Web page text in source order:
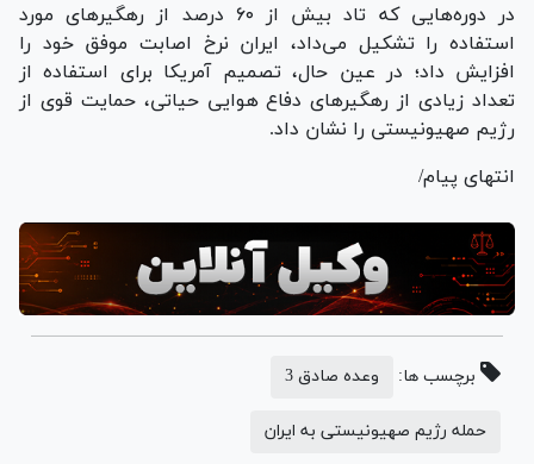
در دوره‌هایی که تاد بیش از ۶۰ درصد از رهگیر‌های مورد
استفاده را تشکیل می‌داد، ایران نرخ اصابت موفق خود را
افزایش داد؛ در عین حال، تصمیم آمریکا برای استفاده از
تعداد زیادی از رهگیر‌های دفاع هوایی حیاتی، حمایت قوی از
رژیم صهیونیستی را نشان داد.
انتهای پیام/
برچسب ها: وعده صادق 3
حمله رژیم صهیونیستی به ایران